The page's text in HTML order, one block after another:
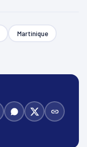
Martinique